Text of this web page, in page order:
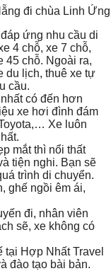
đi chùa Linh
ứng nhu cầu di
4 chỗ, xe 7 chỗ,
45 chỗ. Ngoài ra,
du lịch, thuê xe tự
cầu.
có đến hơn
xe hơi đình đám
Xe luôn
mắt thì nổi thất
tiện nghi. Bạn sẽ
trình di chuyển.
ghế ngồi êm ái,
đi, nhân viên
sẽ, xe không có
tại Hợp Nhất Travel
đào tạo bài bản.